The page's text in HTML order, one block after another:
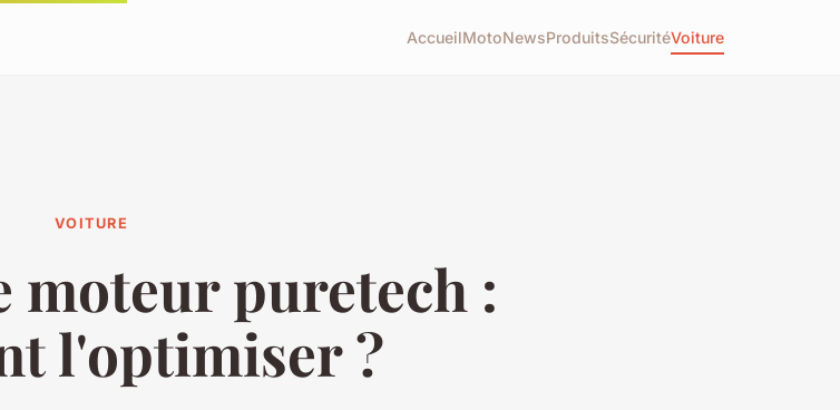
AccueilMotoNewsProduitsSécuritéVoiture
VOITURE
moteur puretech :
l'optimiser ?